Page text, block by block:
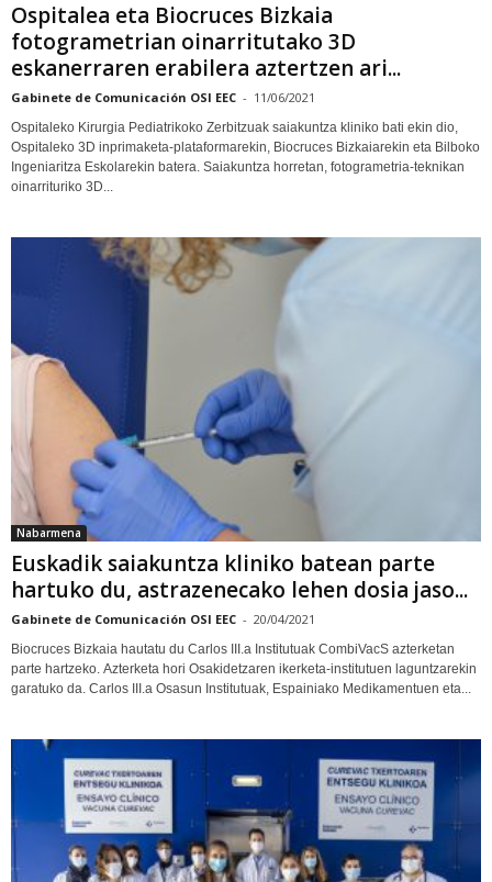
Ospitalea eta Biocruces Bizkaia
fotogrametrian oinarritutako 3D
eskanerraren erabilera aztertzen ari...
Gabinete de Comunicación OSI EEC - 11/06/2021
Ospitaleko Kirurgia Pediatrikoko Zerbitzuak saiakuntza kliniko bati ekin dio,
Ospitaleko 3D inprimaketa-plataformarekin, Biocruces Bizkaiarekin eta Bilboko
Ingeniaritza Eskolarekin batera. Saiakuntza horretan, fotogrametria-teknikan
oinarrituriko 3D...
Nabarmena
Euskadik saiakuntza kliniko batean parte
hartuko du, astrazenecako lehen dosia jaso...
Gabinete de Comunicación OSI EEC - 20/04/2021
Biocruces Bizkaia hautatu du Carlos III.a Institutuak CombiVacS azterketan
parte hartzeko. Azterketa hori Osakidetzaren ikerketa-institutuen laguntzarekin
garatuko da. Carlos III.a Osasun Institutuak, Espainiako Medikamentuen eta...